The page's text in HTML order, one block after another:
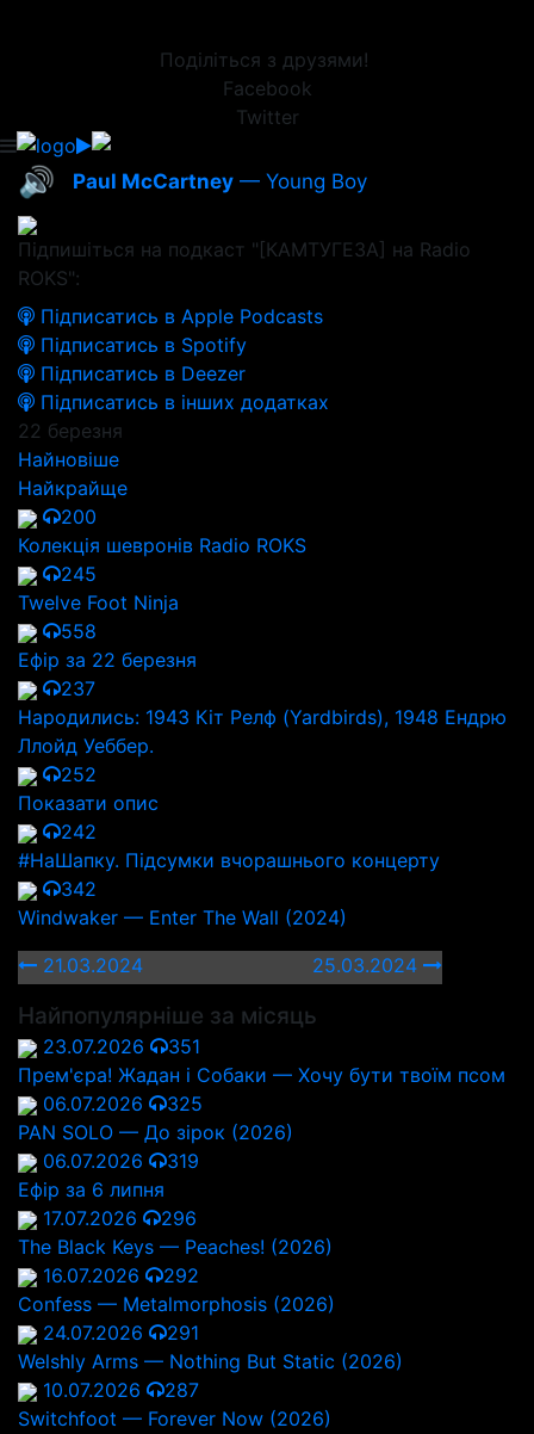
Поділіться з друзями!
Facebook
Twitter
🔊 Paul McCartney — Young Boy
Підпишіться на подкаст "[КАМТУГЕЗА] на Radio
ROKS":
Підписатись в Apple Podcasts
Підписатись в Spotify
Підписатись в Deezer
Підписатись в інших додатках
22 березня
Найновіше
Найкрайще
200
Колекція шевронів Radio ROKS
245
Twelve Foot Ninja
558
Ефір за 22 березня
237
Народились: 1943 Кіт Релф (Yardbirds), 1948 Ендрю
Ллойд Уеббер.
252
Показати опис
242
#НаШапку. Підсумки вчорашнього концерту
342
Windwaker — Enter The Wall (2024)
21.03.2024
25.03.2024
Найпопулярніше за місяць
23.07.2026
351
Прем'єра! Жадан і Собаки — Хочу бути твоїм псом
06.07.2026
325
PAN SOLO — До зірок (2026)
06.07.2026
319
Ефір за 6 липня
17.07.2026
296
The Black Keys — Peaches! (2026)
16.07.2026
292
Confess — Metalmorphosis (2026)
24.07.2026
291
Welshly Arms — Nothing But Static (2026)
10.07.2026
287
Switchfoot — Forever Now (2026)